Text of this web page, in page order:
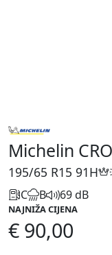
Michelin
195/65 R15 91H
C B 69 dB
NAJNIŽA CIJENA
€ 90,00